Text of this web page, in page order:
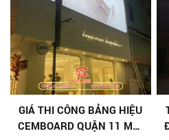
GIÁ THI CÔNG BẢNG HIỆU
CEMBOARD QUẬN 11 MỚI